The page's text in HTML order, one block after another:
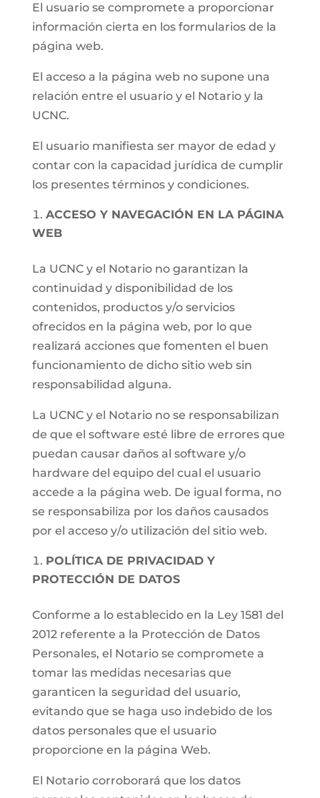
El usuario se compromete a proporcionar
información cierta en los formularios de la
página web.
El acceso a la página web no supone una
relación entre el usuario y el Notario y la
UCNC.
El usuario manifiesta ser mayor de edad y
contar con la capacidad jurídica de cumplir
los presentes términos y condiciones.
ACCESO Y NAVEGACIÓN EN LA PÁGINA
WEB
La UCNC y el Notario no garantizan la
continuidad y disponibilidad de los
contenidos, productos y/o servicios
ofrecidos en la página web, por lo que
realizará acciones que fomenten el buen
funcionamiento de dicho sitio web sin
responsabilidad alguna.
La UCNC y el Notario no se responsabilizan
de que el software esté libre de errores que
puedan causar daños al software y/o
hardware del equipo del cual el usuario
accede a la página web. De igual forma, no
se responsabiliza por los daños causados
por el acceso y/o utilización del sitio web.
POLÍTICA DE PRIVACIDAD Y
PROTECCIÓN DE DATOS
Conforme a lo establecido en la Ley 1581 del
2012 referente a la Protección de Datos
Personales, el Notario se compromete a
tomar las medidas necesarias que
garanticen la seguridad del usuario,
evitando que se haga uso indebido de los
datos personales que el usuario
proporcione en la página Web.
El Notario corroborará que los datos